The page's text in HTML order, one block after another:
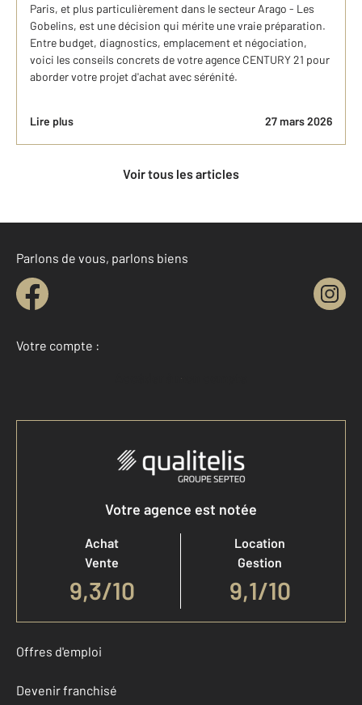
Paris, et plus particulièrement dans le secteur Arago - Les
Gobelins, est une décision qui mérite une vraie préparation.
Entre budget, diagnostics, emplacement et négociation,
voici les conseils concrets de votre agence CENTURY 21 pour
aborder votre projet d'achat avec sérénité.
Lire plus 27 mars 2026
Voir tous les articles
Parlons de vous, parlons biens
Votre compte :
Accéder à mon compte
Votre agence est notée
Achat
Vente
9,3/10
Location
Gestion
9,1/10
Offres d'emploi
Devenir franchisé